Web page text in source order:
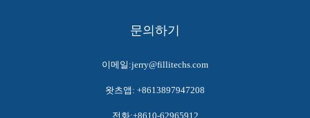
문의하기
이메일:jerry@fillitechs.com
왓츠앱: +8613897947208
전화:+8610-62965912